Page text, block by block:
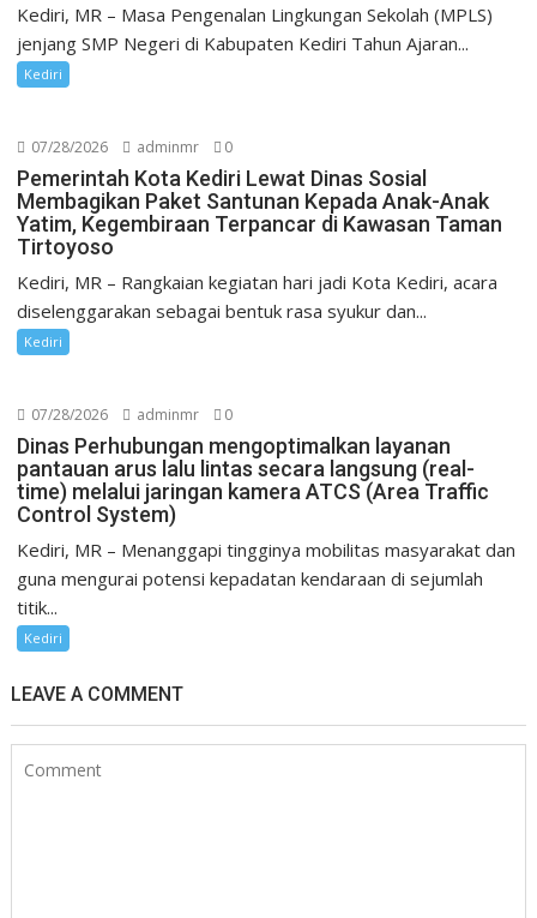
Kediri, MR – Masa Pengenalan Lingkungan Sekolah (MPLS)
jenjang SMP Negeri di Kabupaten Kediri Tahun Ajaran...
Kediri
07/28/2026 adminmr 0
Pemerintah Kota Kediri Lewat Dinas Sosial
Membagikan Paket Santunan Kepada Anak-Anak
Yatim, Kegembiraan Terpancar di Kawasan Taman
Tirtoyoso
Kediri, MR – Rangkaian kegiatan hari jadi Kota Kediri, acara
diselenggarakan sebagai bentuk rasa syukur dan...
Kediri
07/28/2026 adminmr 0
Dinas Perhubungan mengoptimalkan layanan
pantauan arus lalu lintas secara langsung (real-
time) melalui jaringan kamera ATCS (Area Traffic
Control System)
Kediri, MR – Menanggapi tingginya mobilitas masyarakat dan
guna mengurai potensi kepadatan kendaraan di sejumlah
titik...
Kediri
LEAVE A COMMENT